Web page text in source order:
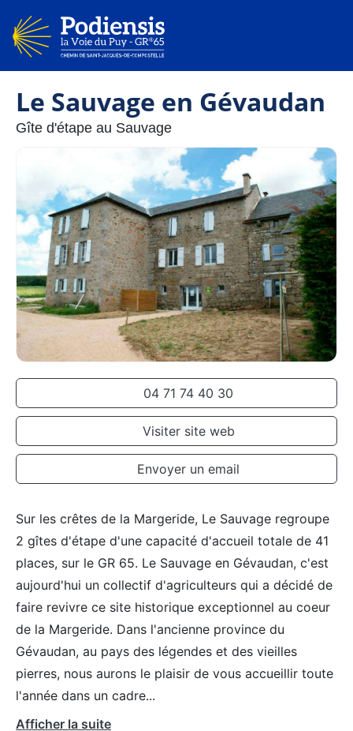
Le Sauvage en Gévaudan
Gîte d'étape au Sauvage
04 71 74 40 30
Visiter site web
Envoyer un email
Sur les crêtes de la Margeride, Le Sauvage regroupe
2 gîtes d'étape d'une capacité d'accueil totale de 41
places, sur le GR 65. Le Sauvage en Gévaudan, c'est
aujourd'hui un collectif d'agriculteurs qui a décidé de
faire revivre ce site historique exceptionnel au coeur
de la Margeride. Dans l'ancienne province du
Gévaudan, au pays des légendes et des vieilles
pierres, nous aurons le plaisir de vous accueillir toute
l'année dans un cadre...
Afficher la suite